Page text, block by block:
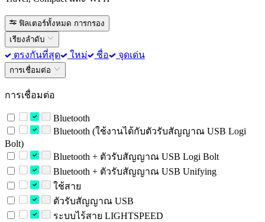
ฟิลเตอร์ทั้งหมด การกรอง
เรียงลำดับ
ตรงกันที่สุด ใหม่ ชื่อ จุดเด่น
การเชื่อมต่อ
การเชื่อมต่อ
Bluetooth
Bluetooth (ใช้งานได้กับตัวรับสัญญาณ USB Logi
Bolt)
Bluetooth + ตัวรับสัญญาณ USB Logi Bolt
Bluetooth + ตัวรับสัญญาณ USB Unifying
ใช้สาย
ตัวรับสัญญาณ USB
ระบบไร้สาย LIGHTSPEED